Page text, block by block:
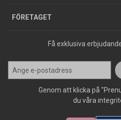
FÖRETAGET
Press
Få exklusiva
Genom att klicka på
du våra